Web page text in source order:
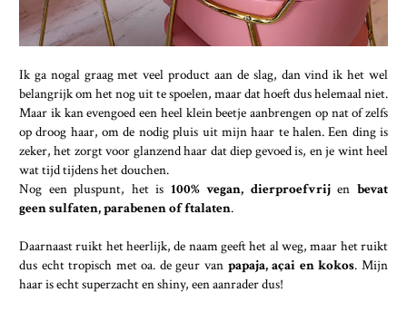
Ik ga nogal graag met veel product aan de slag, dan vind ik het wel
belangrijk om het nog uit te spoelen, maar dat hoeft dus helemaal niet.
Maar ik kan evengoed een heel klein beetje aanbrengen op nat of zelfs
op droog haar, om de nodig pluis uit mijn haar te halen. Een ding is
zeker, het zorgt voor glanzend haar dat diep gevoed is, en je wint heel
wat tijd tijdens het douchen.
Nog een pluspunt, het is 100% vegan, dierproefvrijenbevat
geen sulfaten, parabenen of ftalaten.
Daarnaast ruikt het heerlijk, de naam geeft het al weg, maar het ruikt
dus echt tropisch met oa. de geur van papaja, açai en kokos. Mijn
haar is echt superzacht en shiny, een aanrader dus!